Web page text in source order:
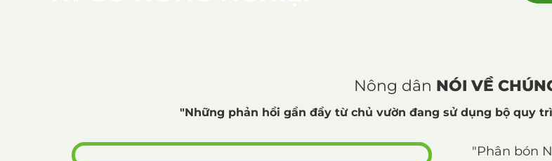
Nông dân NÓI VỀ
"Những phản hồi gần đầy từ chủ vườn đang sử dụng bộ quy
"Phân bón